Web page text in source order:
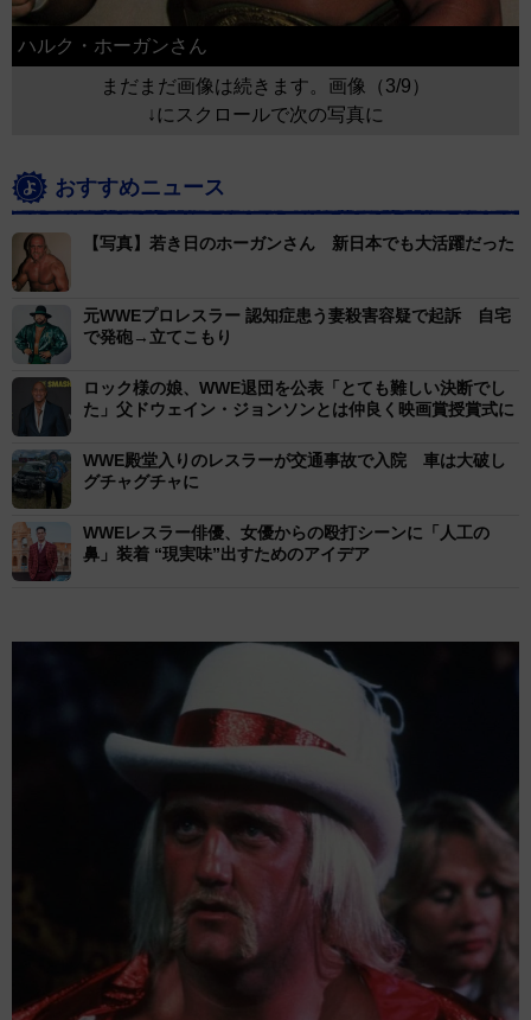
ハルク・ホーガンさん
まだまだ画像は続きます。画像（3/9）
↓にスクロールで次の写真に
おすすめニュース
【写真】若き日のホーガンさん 新日本でも大活躍だった
元WWEプロレスラー 認知症患う妻殺害容疑で起訴 自宅
で発砲→立てこもり
ロック様の娘、WWE退団を公表「とても難しい決断でし
た」父ドウェイン・ジョンソンとは仲良く映画賞授賞式に
WWE殿堂入りのレスラーが交通事故で入院 車は大破し
グチャグチャに
WWEレスラー俳優、女優からの殴打シーンに「人工の
鼻」装着 “現実味”出すためのアイデア